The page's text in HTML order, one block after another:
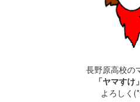
長野原高校の
「ヤマすけ」
よろしく